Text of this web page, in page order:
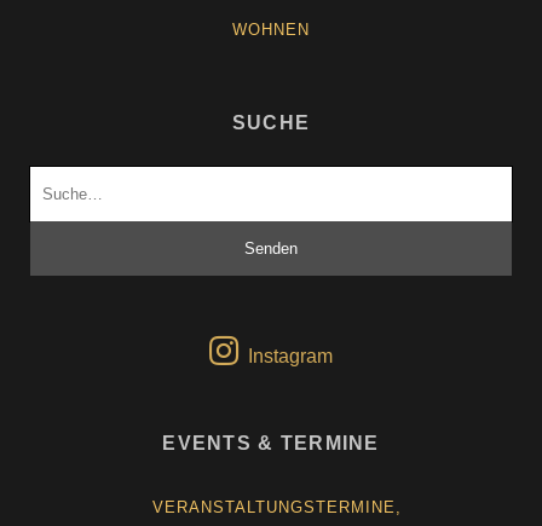
WOHNEN
SUCHE
Instagram
EVENTS & TERMINE
VERANSTALTUNGSTERMINE,